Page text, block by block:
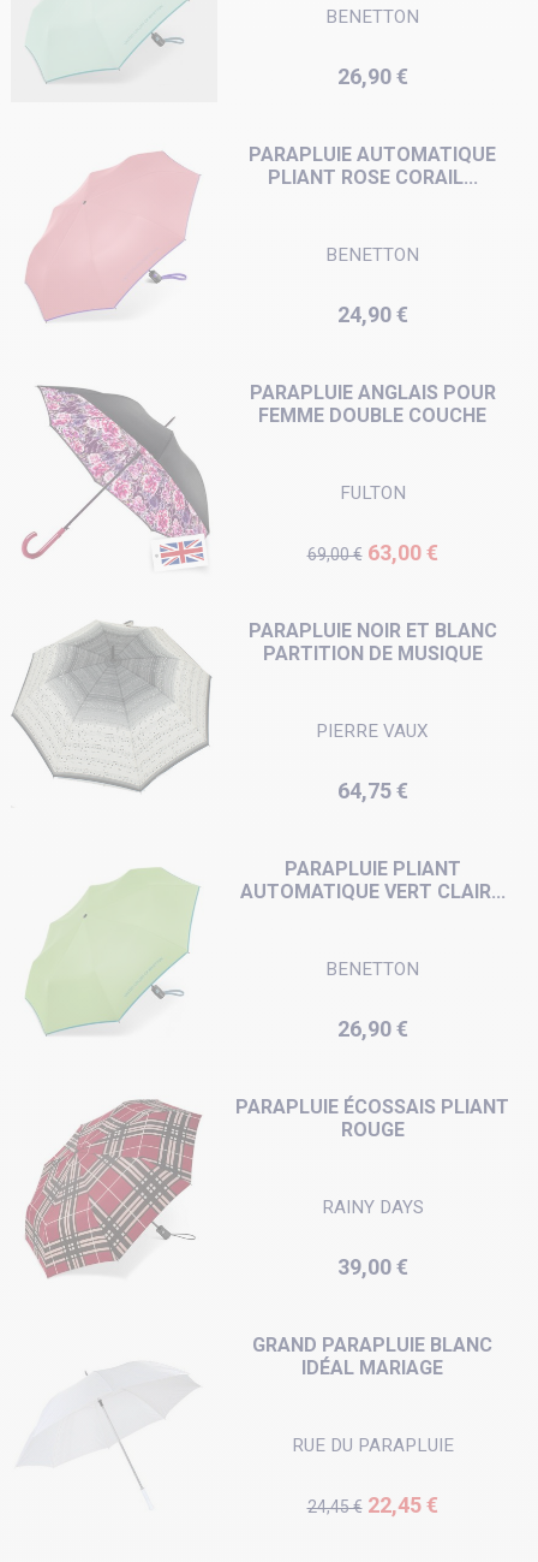
BENETTON
Prix
26,90 €
PARAPLUIE AUTOMATIQUE
PLIANT ROSE CORAIL...
BENETTON
Prix
24,90 €
PARAPLUIE ANGLAIS POUR
FEMME DOUBLE COUCHE
FULTON
Prix de base
69,00 € Prix
63,00 €
PARAPLUIE NOIR ET BLANC
PARTITION DE MUSIQUE
PIERRE VAUX
Prix
64,75 €
PARAPLUIE PLIANT
AUTOMATIQUE VERT CLAIR...
BENETTON
Prix
26,90 €
PARAPLUIE ÉCOSSAIS PLIANT
ROUGE
RAINY DAYS
Prix
39,00 €
GRAND PARAPLUIE BLANC
IDÉAL MARIAGE
RUE DU PARAPLUIE
Prix de base
24,45 € Prix
22,45 €